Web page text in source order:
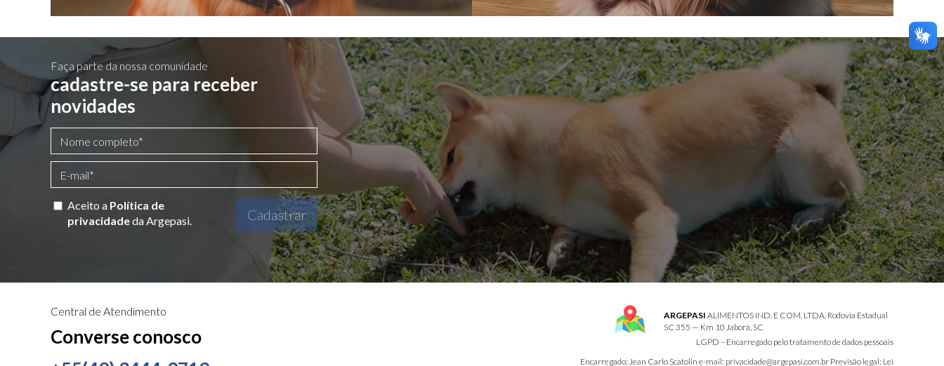
Faça parte da nossa comunidade
cadastre-se para receber
novidades
Aceito a Política de
privacidadeda Argepasi. Cadastrar
Central de Atendimento
Converse conosco
ARGEPASI ALIMENTOS IND. E COM. LTDA. Rodovia Estadual
SC 355 — Km 10 Jaborá, SC
LGPD – Encarregado pelo tratamento de dados pessoais
Encarregado: Jean Carlo Scatolin e-mail: privacidade@argepasi.com.br Previsão legal: Lei